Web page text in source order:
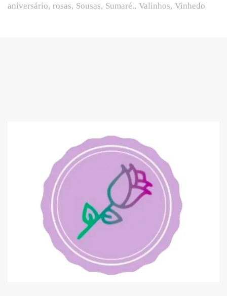
aniversário rosas Sousas Sumaré. Valinhos Vinhedo